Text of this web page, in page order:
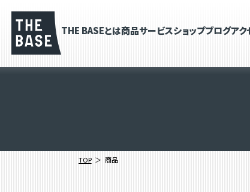
THE BASEとは商品サービスショップブログアク
TOP 商品